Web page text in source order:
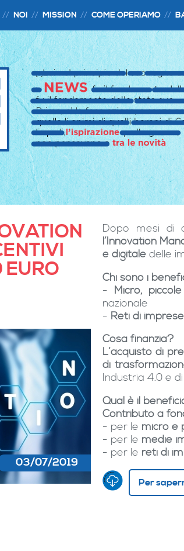
NOI MISSION COME OPERIAMO
03/07/2019
Dopo mesi di
l’Innovation
e digitale delle
Chi sono i
- Micro,
nazionale
- Reti di imprese
Cosa finanzia?
L’acquisto di
di
Industria 4.0 e di
Qual è il
Contributo a
- per le micro e
- per le medie
- per le reti di
Per